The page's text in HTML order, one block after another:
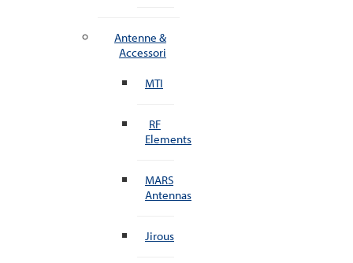
Antenne &
Accessori
MTI
RF
Elements
MARS
Antennas
Jirous